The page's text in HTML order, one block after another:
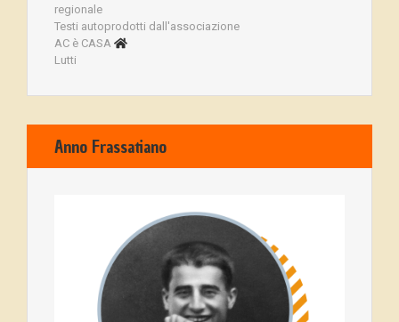
regionale
Testi autoprodotti dall'associazione
AC è CASA
Lutti
Anno Frassatiano